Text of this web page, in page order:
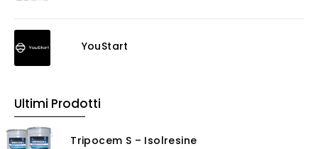
YouStart
Ultimi Prodotti
Tripocem S – Isolresine